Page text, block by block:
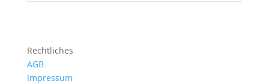
Rechtliches
AGB
Impressum